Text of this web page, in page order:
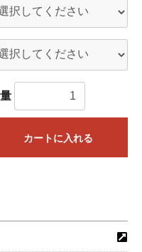
カートに入れる
ているものは3～4営業
がある場合は1営業日で